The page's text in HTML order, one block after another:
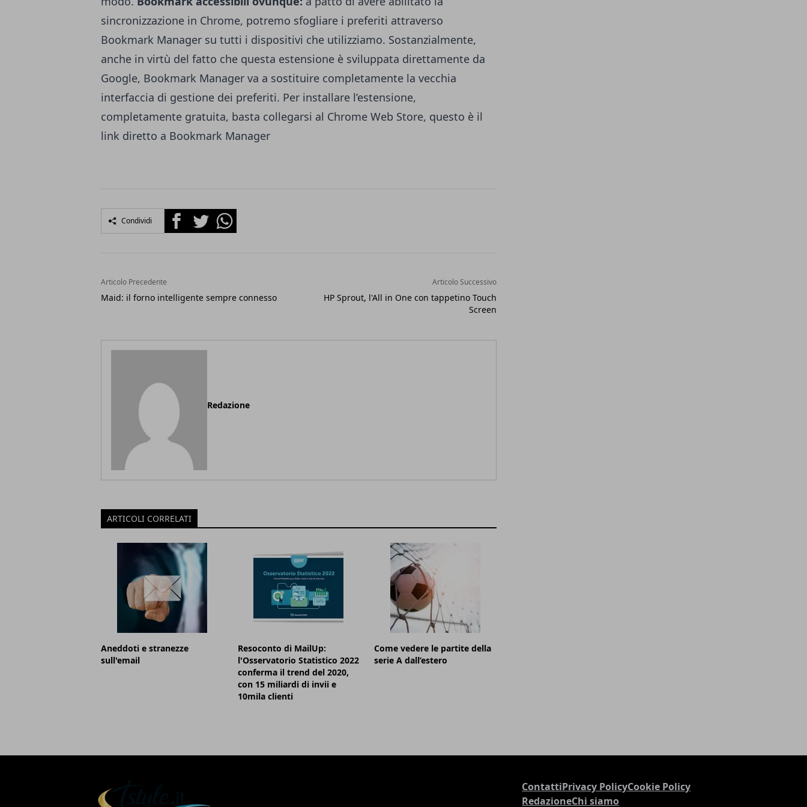
sincronizzazione in Chrome, potremo sfogliare i preferiti attraverso
Bookmark Manager su tutti i dispositivi che utilizziamo. Sostanzialmente,
anche in virtù del fatto che questa estensione è sviluppata direttamente da
Google, Bookmark Manager va a sostituire completamente la vecchia
interfaccia di gestione dei preferiti. Per installare l’estensione,
completamente gratuita, basta collegarsi al Chrome Web Store, questo è il
link diretto a Bookmark Manager
Condividi FacebookTwitterWhatsapp
Articolo Precedente
Maid: il forno intelligente sempre connesso
Articolo Successivo
HP Sprout, l'All in One con tappetino Touch
Screen
Redazione
ARTICOLI CORRELATI
Aneddoti e stranezze
sull'email
Resoconto di MailUp:
l'Osservatorio Statistico 2022
conferma il trend del 2020,
con 15 miliardi di invii e
10mila clienti
Come vedere le partite della
serie A dall’estero
ContattiPrivacy PolicyCookie Policy
RedazioneChi siamo